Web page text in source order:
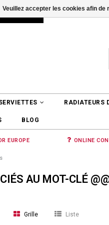
SE CONNECTER
RADIATEURS
BLOG
EUROPE ONLINE
AU MOT-CLÉ
Grille Liste
Veuillez accepter les cookies afin